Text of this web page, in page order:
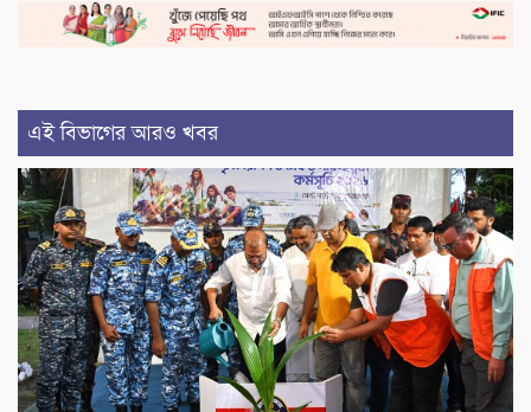
এই বিভাগের আরও খবর